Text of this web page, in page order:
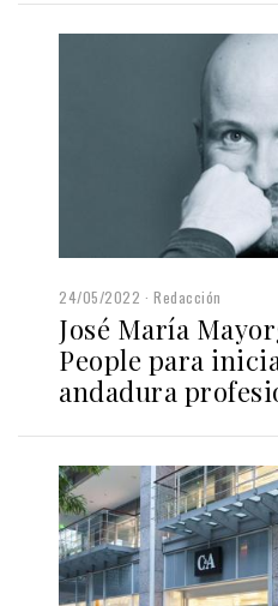
24/05/2022 Redacción
José María
People para
andadura